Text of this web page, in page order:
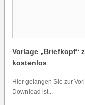
Vorlage „Briefkopf“
kostenlos
Hier gelangen Sie zur
Download ist...